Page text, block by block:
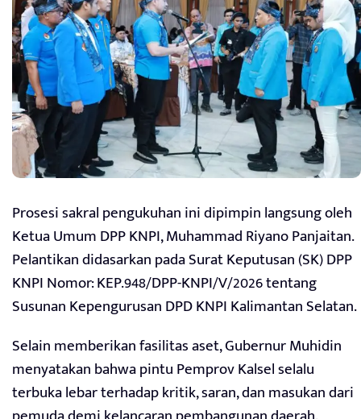
Prosesi sakral pengukuhan ini dipimpin langsung oleh
Ketua Umum DPP KNPI, Muhammad Riyano Panjaitan.
Pelantikan didasarkan pada Surat Keputusan (SK) DPP
KNPI Nomor: KEP.948/DPP-KNPI/V/2026 tentang
Susunan Kepengurusan DPD KNPI Kalimantan Selatan.
Selain memberikan fasilitas aset, Gubernur Muhidin
menyatakan bahwa pintu Pemprov Kalsel selalu
terbuka lebar terhadap kritik, saran, dan masukan dari